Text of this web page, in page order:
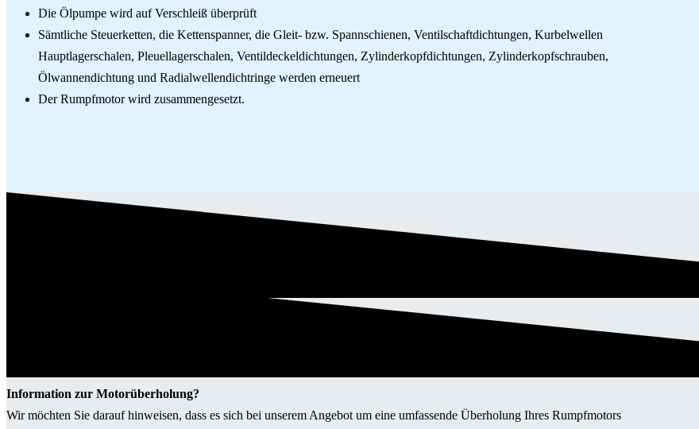
Die Ölpumpe wird auf Verschleiß überprüft
Sämtliche Steuerketten, die Kettenspanner, die Gleit- bzw. Spannschienen, Ventilschaftdichtungen, Kurbelwellen
Hauptlagerschalen, Pleuellagerschalen, Ventildeckeldichtungen, Zylinderkopfdichtungen, Zylinderkopfschrauben,
Ölwannendichtung und Radialwellendichtringe werden erneuert
Der Rumpfmotor wird zusammengesetzt.
Information zur Motorüberholung?
Wir möchten Sie darauf hinweisen, dass es sich bei unserem Angebot um eine umfassende Überholung Ihres Rumpfmotors